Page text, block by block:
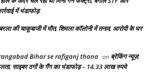
में भंडाफोड़
की चाकूबाजी में मौत, शिमला कॉलोनी में तनाव, आरोपी के घर
Bihar se rafiganj thana on ब्रेकिंग न्यूज़:
साइबर ठगों के गैंग का भंडाफोड़ – 14.33 लाख रुपये